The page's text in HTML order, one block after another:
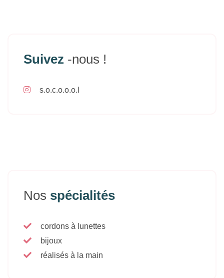
Suivez -nous !
s.o.c.o.o.o.l
Nos spécialités
cordons à lunettes
bijoux
réalisés à la main